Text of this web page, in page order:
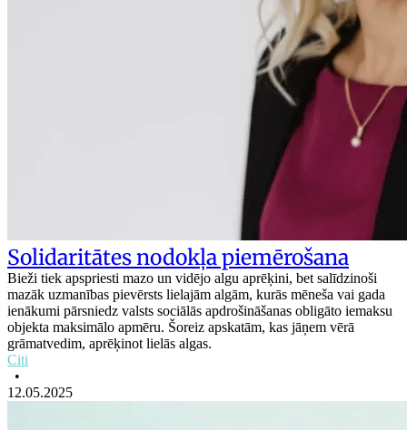
Solidaritātes nodokļa piemērošana
Bieži tiek apspriesti mazo un vidējo algu aprēķini, bet salīdzinoši
mazāk uzmanības pievērsts lielajām algām, kurās mēneša vai gada
ienākumi pārsniedz valsts sociālās apdrošināšanas obligāto iemaksu
objekta maksimālo apmēru. Šoreiz apskatām, kas jāņem vērā
grāmatvedim, aprēķinot lielās algas.
Citi
•
12.05.2025